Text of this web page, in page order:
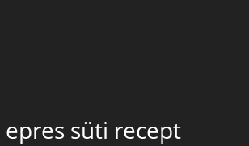
epres süti recept